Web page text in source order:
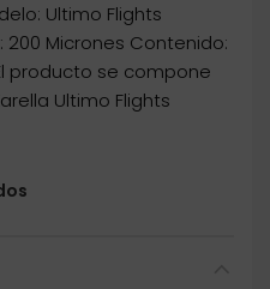
Ultimo Flights
Micrones Contenido:
producto se compone
Ultimo Flights